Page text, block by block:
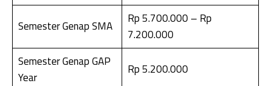
Semester Genap SMA
Rp 5.700.000 – Rp
7.200.000
Semester Genap GAP
Year
Rp 5.200.000